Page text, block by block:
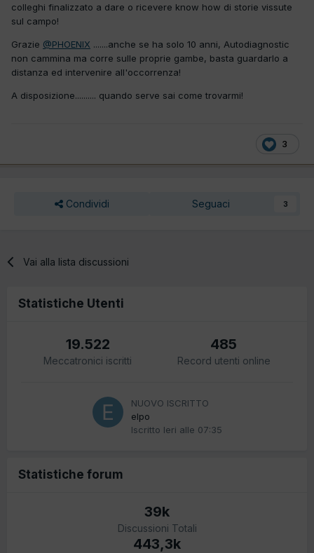
colleghi finalizzato a dare o ricevere know how di storie vissute
sul campo!
Grazie @PHOENIX .......anche se ha solo 10 anni, Autodiagnostic
non cammina ma corre sulle proprie gambe, basta guardarlo a
distanza ed intervenire all'occorrenza!
A disposizione.......... quando serve sai come trovarmi!
3
Condividi Seguaci 3
Vai alla lista discussioni
Statistiche Utenti
19.522
Meccatronici iscritti
485
Record utenti online
NUOVO ISCRITTO
elpo
Iscritto Ieri alle 07:35
Statistiche forum
39k
Discussioni Totali
443,3k